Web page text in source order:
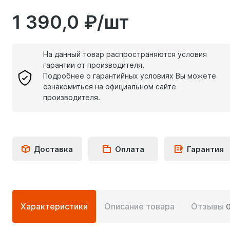
1 390,0 ₽/шт
На данный товар распространяются условия
гарантии от производителя.
Подробнее о гарантийных условиях Вы можете
ознакомиться на официальном сайте
производителя.
Доставка Оплата Гарантия
информация
Характеристики Описание товара Отзывы